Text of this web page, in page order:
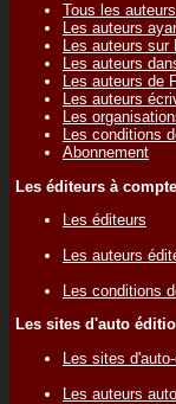
Tous les
Les auteurs
Les auteurs sur
Les auteurs
Les auteurs de
Les auteurs
Les
Les conditions
Abonnement
Les éditeurs à
Les éditeurs
Les auteurs
Les conditions
Les sites d'auto
Les sites
Les auteurs